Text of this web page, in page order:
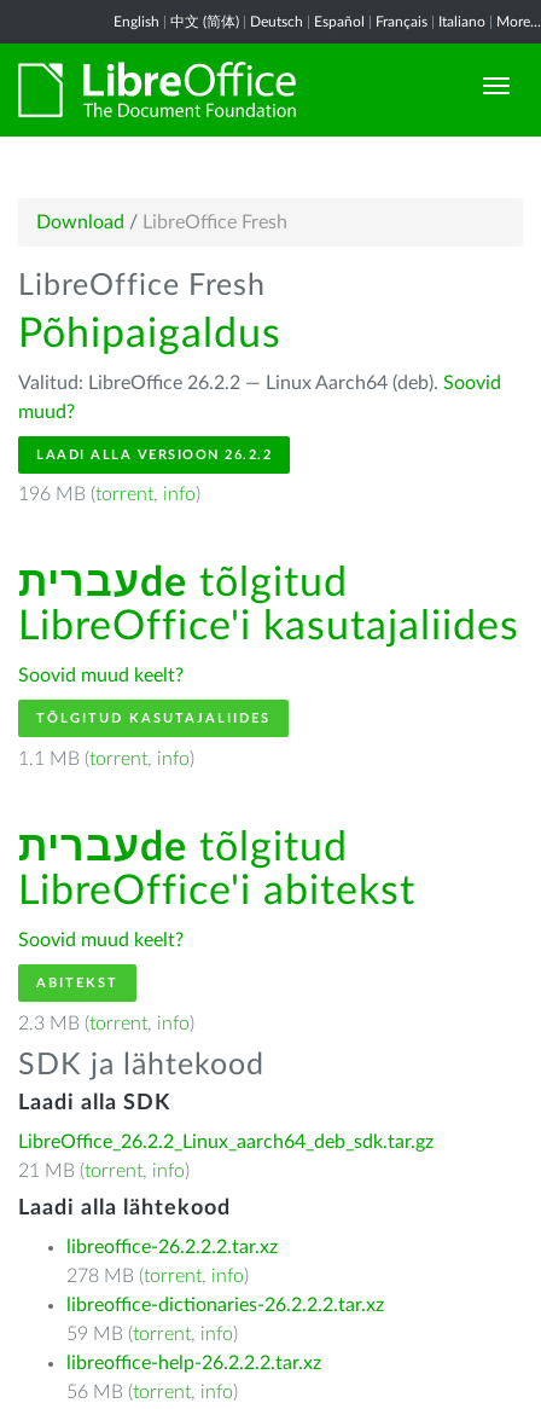
English 中文 (简体) Deutsch Español Français Italiano More...
Download / LibreOffice Fresh
LibreOffice Fresh
Põhipaigaldus
Valitud: LibreOffice 26.2.2 — Linux Aarch64 (deb). Soovid
muud?
LAADI ALLA VERSIOON 26.2.2
196 MB (torrent, info)
עבריתde tõlgitud
LibreOffice'i kasutajaliides
Soovid muud keelt?
TÕLGITUD KASUTAJALIIDES
1.1 MB (torrent, info)
עבריתde tõlgitud
LibreOffice'i abitekst
Soovid muud keelt?
ABITEKST
2.3 MB (torrent, info)
SDK ja lähtekood
Laadi alla SDK
LibreOffice_26.2.2_Linux_aarch64_deb_sdk.tar.gz
21 MB (torrent, info)
Laadi alla lähtekood
libreoffice-26.2.2.2.tar.xz
278 MB (torrent, info)
libreoffice-dictionaries-26.2.2.2.tar.xz
59 MB (torrent, info)
libreoffice-help-26.2.2.2.tar.xz
56 MB (torrent, info)